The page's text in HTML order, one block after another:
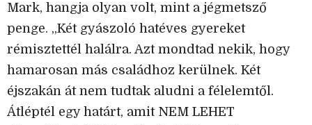
Mark, hangja olyan volt, mint a jégmetsző
penge. „Két gyászoló hatéves gyereket
rémisztettél halálra. Azt mondtad nekik, hogy
hamarosan más családhoz kerülnek. Két
éjszakán át nem tudtak aludni a félelemtől.
Átléptél egy határt, amit NEM LEHET